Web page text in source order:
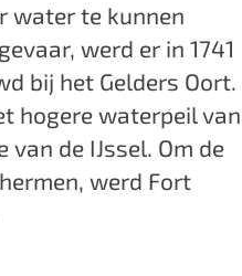
water te kunnen
werd er in 1741
bij het Gelders Oort.
hogere waterpeil van
de IJssel. Om de
werd Fort